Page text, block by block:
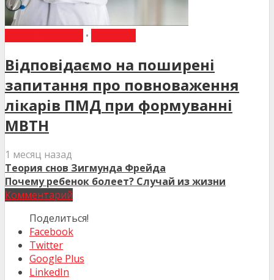
•
Відповідаємо на поширені
запитання про повноваження
лікарів ПМД при формуванні
МВТН
1 месяц назад
Теория снов Зигмунда Фрейда
Почему ребенок болеет? Случай из жизни
Комментарий
Поделиться!
Facebook
Twitter
Google Plus
LinkedIn